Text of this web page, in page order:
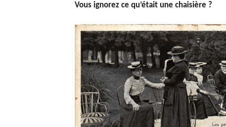
Vous ignorez ce qu’était une chaisière ?